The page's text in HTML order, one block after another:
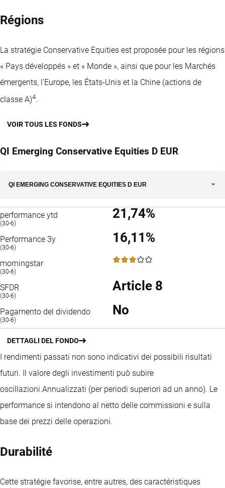
Régions
La stratégie Conservative Equities est proposée pour les régions
« Pays développés » et « Monde », ainsi que pour les Marchés
émergents, l'Europe, les États-Unis et la Chine (actions de
classe A)4.
VOIR TOUS LES FONDS
QI Emerging Conservative Equities D EUR
QI EMERGING CONSERVATIVE EQUITIES D EUR
performance ytd
(30-6)
21,74%
Performance 3y
(30-6)
16,11%
morningstar
(30-6)
3 / 5
SFDR
(30-6)
Article 8
Pagamento del dividendo
(30-6)
No
DETTAGLI DEL FONDO
I rendimenti passati non sono indicativi dei possibili risultati
futuri. Il valore degli investimenti può subire
oscillazioni.Annualizzati (per periodi superiori ad un anno). Le
performance si intendono al netto delle commissioni e sulla
base dei prezzi delle operazioni.
Durabilité
Cette stratégie favorise, entre autres, des caractéristiques